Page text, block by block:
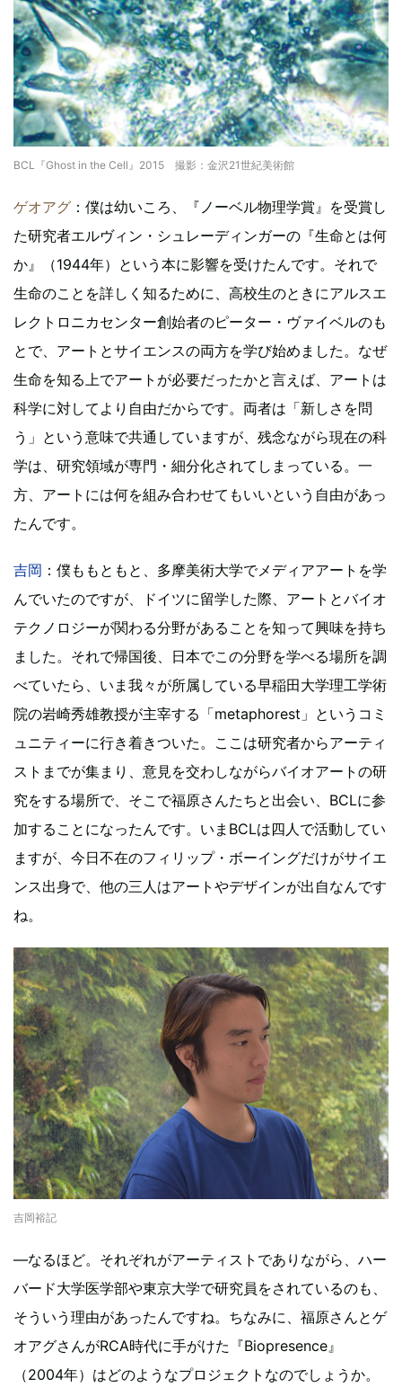
BCL『Ghost in the Cell』2015 撮影：金沢21世紀美術館
ゲオアグ ：僕は幼いころ、『ノーベル物理学賞』を受賞し
た研究者エルヴィン・シュレーディンガーの『生命とは何
か』（1944年）という本に影響を受けたんです。それで
生命のことを詳しく知るために、高校生のときにアルスエ
レクトロニカセンター創始者のピーター・ヴァイベルのも
とで、アートとサイエンスの両方を学び始めました。なぜ
生命を知る上でアートが必要だったかと言えば、アートは
科学に対してより自由だからです。両者は「新しさを問
う」という意味で共通していますが、残念ながら現在の科
学は、研究領域が専門・細分化されてしまっている。一
方、アートには何を組み合わせてもいいという自由があっ
たんです。
吉岡 ：僕ももともと、多摩美術大学でメディアアートを学
んでいたのですが、ドイツに留学した際、アートとバイオ
テクノロジーが関わる分野があることを知って興味を持ち
ました。それで帰国後、日本でこの分野を学べる場所を調
べていたら、いま我々が所属している早稲田大学理工学術
院の岩崎秀雄教授が主宰する「metaphorest」というコミ
ュニティーに行き着きついた。ここは研究者からアーティ
ストまでが集まり、意見を交わしながらバイオアートの研
究をする場所で、そこで福原さんたちと出会い、BCLに参
加することになったんです。いまBCLは四人で活動してい
ますが、今日不在のフィリップ・ボーイングだけがサイエ
ンス出身で、他の三人はアートやデザインが出自なんです
ね。
吉岡裕記
―なるほど。それぞれがアーティストでありながら、ハー
バード大学医学部や東京大学で研究員をされているのも、
そういう理由があったんですね。ちなみに、福原さんとゲ
オアグさんがRCA時代に手がけた『Biopresence』
（2004年）はどのようなプロジェクトなのでしょうか。